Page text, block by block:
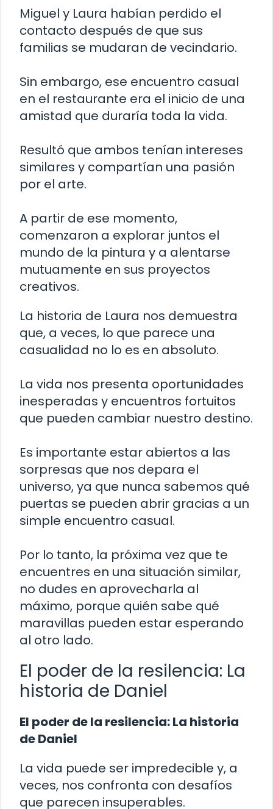
Miguel y Laura habían perdido el
contacto después de que sus
familias se mudaran de vecindario.
Sin embargo, ese encuentro casual
en el restaurante era el inicio de una
amistad que duraría toda la vida.
Resultó que ambos tenían intereses
similares y compartían una pasión
por el arte.
A partir de ese momento,
comenzaron a explorar juntos el
mundo de la pintura y a alentarse
mutuamente en sus proyectos
creativos.
La historia de Laura nos demuestra
que, a veces, lo que parece una
casualidad no lo es en absoluto.
La vida nos presenta oportunidades
inesperadas y encuentros fortuitos
que pueden cambiar nuestro destino.
Es importante estar abiertos a las
sorpresas que nos depara el
universo, ya que nunca sabemos qué
puertas se pueden abrir gracias a un
simple encuentro casual.
Por lo tanto, la próxima vez que te
encuentres en una situación similar,
no dudes en aprovecharla al
máximo, porque quién sabe qué
maravillas pueden estar esperando
al otro lado.
El poder de la resilencia: La
historia de Daniel
El poder de la resilencia: La historia
de Daniel
La vida puede ser impredecible y, a
veces, nos confronta con desafíos
que parecen insuperables.